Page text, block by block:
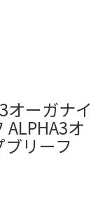
オーガナイ
オ
リーフ